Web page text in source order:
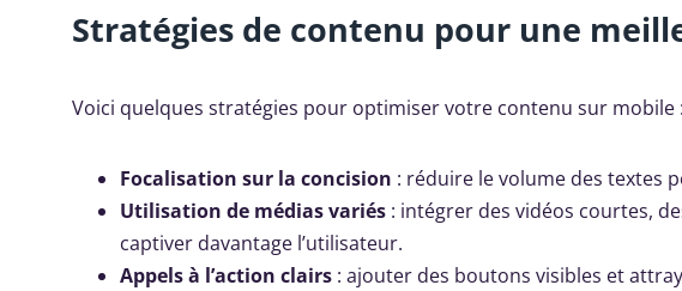
Stratégies de contenu pour une
Voici quelques stratégies pour optimiser votre contenu sur mobile :
Focalisation sur la concision : réduire le volume des textes
Utilisation de médias variés : intégrer des vidéos courtes,
captiver davantage l’utilisateur.
Appels à l’action clairs : ajouter des boutons visibles et